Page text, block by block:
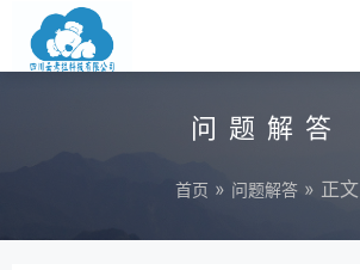
问题解答
首页 » 问题解答 » 正文